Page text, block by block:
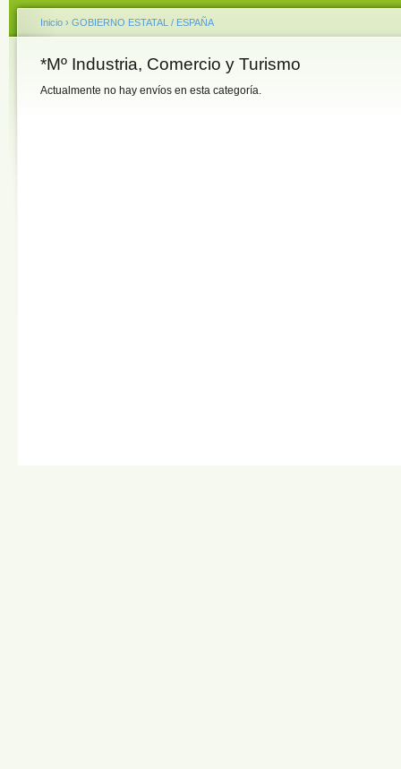
Inicio › GOBIERNO ESTATAL / ESPAÑA
*Mº Industria, Comercio y Turismo
Actualmente no hay envíos en esta categoría.